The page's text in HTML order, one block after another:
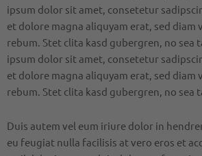
ipsum dolor sit amet, consetetur
et dolore magna aliquyam erat, sed
rebum. Stet clita kasd gubergren, no sea
ipsum dolor sit amet, consetetur
et dolore magna aliquyam erat, sed
rebum. Stet clita kasd gubergren, no sea
Duis autem vel eum iriure dolor in
eu feugiat nulla facilisis at vero eros et